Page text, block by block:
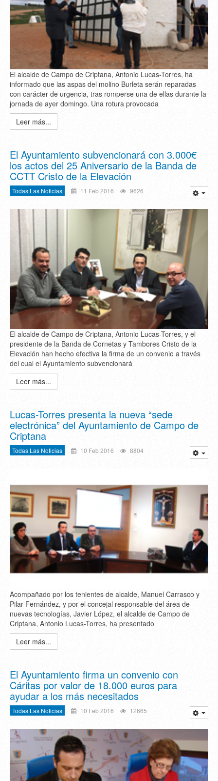
El alcalde de Campo de Criptana, Antonio Lucas-Torres, ha
informado que las aspas del molino Burleta serán reparadas
con carácter de urgencia, tras romperse una de ellas durante la
jornada de ayer domingo. Una rotura provocada
Leer más...
El Ayuntamiento subvencionará con 3.000€
los actos del 25 Aniversario de la Banda de
CCTT Cristo de la Elevación
Todas Las Noticias 11 Feb 2016 9626
El alcalde de Campo de Criptana, Antonio Lucas-Torres, y el
presidente de la Banda de Cornetas y Tambores Cristo de la
Elevación han hecho efectiva la firma de un convenio a través
del cual el Ayuntamiento subvencionará
Leer más...
Lucas-Torres presenta la nueva “sede
electrónica” del Ayuntamiento de Campo de
Criptana
Todas Las Noticias 10 Feb 2016 8804
Acompañado por los tenientes de alcalde, Manuel Carrasco y
Pilar Fernández, y por el concejal responsable del área de
nuevas tecnologías, Javier López, el alcalde de Campo de
Criptana, Antonio Lucas-Torres, ha presentado
Leer más...
El Ayuntamiento firma un convenio con
Cáritas por valor de 18.000 euros para
ayudar a los más necesitados
Todas Las Noticias 10 Feb 2016 12665